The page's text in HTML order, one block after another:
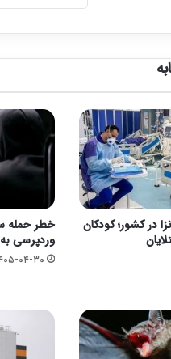
در کشور؛ کودکان
خطر حمله
وردپرسی
۱۴۰۵-۰۴-